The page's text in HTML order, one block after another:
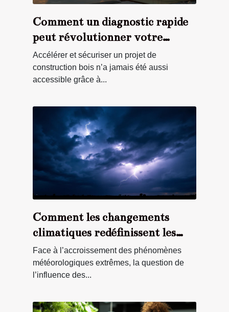
Comment un diagnostic rapide
peut révolutionner votre
projet de construction bois ?
Accélérer et sécuriser un projet de
construction bois n’a jamais été aussi
accessible grâce à...
Comment les changements
climatiques redéfinissent les
événements météorologiques
extrêmes ?
Face à l’accroissement des phénomènes
météorologiques extrêmes, la question de
l’influence des...